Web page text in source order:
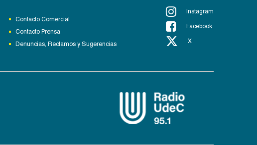
Contacto Comercial
Contacto Prensa
Denuncias, Reclamos y Sugerencias
Instagram
Facebook
X